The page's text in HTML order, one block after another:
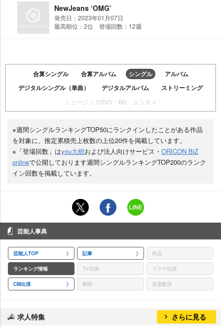
NewJeans ‘OMG’
発売日：2023年01月07日
最高順位：2位 登場回数：12週
合算シングル 合算アルバム シングル
アルバム
デジタルシングル（単曲）
デジタルアルバム ストリーミング
ミュージックDVD・BD エンタメ
※週間シングルランキングTOP50にランクインしたことがある作品
を対象に、推定累積売上枚数の上位20件を掲載しています。
※「登場回数」はyou大樹および法人向けサービス・ ORICON BiZ
onlineで公開しております週間シングルランキングTOP200のランク
イン回数を掲載しています。
芸能人事典
芸能人TOP 記事 作品
ランキング情報 TV出演 ドラマ出演
CM出演 歌詞 音楽配信
求人特集 さらに見る